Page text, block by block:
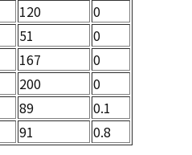
120
0
51
0
167
0
200
0
89
0.1
91 0.8